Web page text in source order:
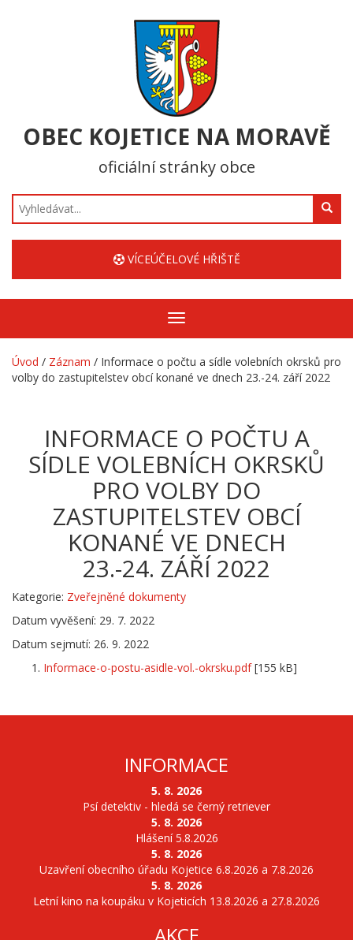
OBEC KOJETICE NA MORAVĚ
oficiální stránky obce
Hledat
VÍCEÚČELOVÉ HŘIŠTĚ
Zobrazit/skrýt
navigaci
Úvod / Záznam / Informace o počtu a sídle volebních okrsků pro
volby do zastupitelstev obcí konané ve dnech 23.-24. září 2022
INFORMACE O POČTU A
SÍDLE VOLEBNÍCH OKRSKŮ
PRO VOLBY DO
ZASTUPITELSTEV OBCÍ
KONANÉ VE DNECH
23.-24. ZÁŘÍ 2022
Kategorie: Zveřejněné dokumenty
Datum vyvěšení: 29. 7. 2022
Datum sejmutí: 26. 9. 2022
Informace-o-postu-asidle-vol.-okrsku.pdf[155 kB]
INFORMACE
5. 8. 2026
Psí detektiv - hledá se černý retriever
5. 8. 2026
Hlášení 5.8.2026
5. 8. 2026
Uzavření obecního úřadu Kojetice 6.8.2026 a 7.8.2026
5. 8. 2026
Letní kino na koupáku v Kojeticích 13.8.2026 a 27.8.2026